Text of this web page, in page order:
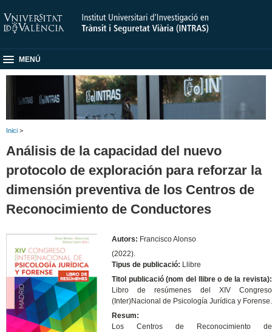
MENÚ
Inici >
Análisis de la capacidad del nuevo
protocolo de exploración para reforzar la
dimensión preventiva de los Centros de
Reconocimiento de Conductores
Autors: Francisco Alonso
(2022).
Tipus de publicació: Llibre
Titol publicació (nom del llibre o de la revista):
Libro de resúmenes del XIV Congreso
(Inter)Nacional de Psicología Jurídica y Forense.
Resum:
Los Centros de Reconocimiento de